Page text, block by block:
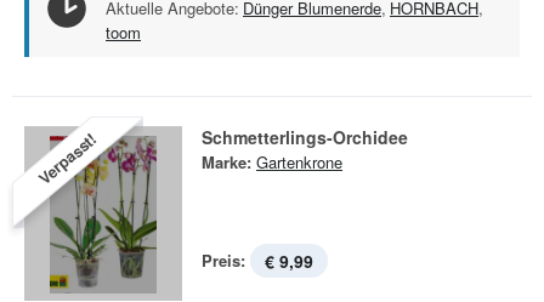
Aktuelle Angebote: Dünger Blumenerde, HORNBACH,
toom
Verpasst! Schmetterlings-Orchidee
Marke: Gartenkrone
Preis: € 9,99